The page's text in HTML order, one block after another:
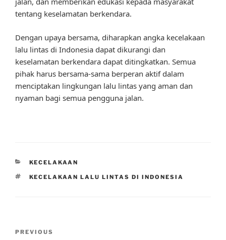
tentang keselamatan berkendara.
Dengan upaya bersama, diharapkan angka kecelakaan
lalu lintas di Indonesia dapat dikurangi dan
keselamatan berkendara dapat ditingkatkan. Semua
pihak harus bersama-sama berperan aktif dalam
menciptakan lingkungan lalu lintas yang aman dan
nyaman bagi semua pengguna jalan.
CATEGORIES
KECELAKAAN
TAGS
KECELAKAAN LALU LINTAS DI INDONESIA
Previous
PREVIOUS